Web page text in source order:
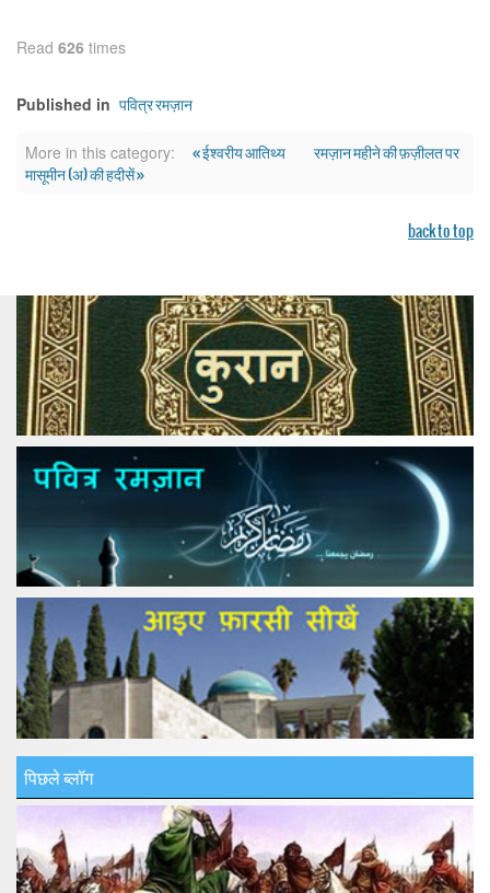
Read 626 times
Published in पवित्र रमज़ान
More in this category: « ईश्वरीय आतिथ्य
रमज़ान महीने की फ़ज़ीलत पर
मासूमीन (अ) की हदीसें »
back to top
पिछले ब्लॉग